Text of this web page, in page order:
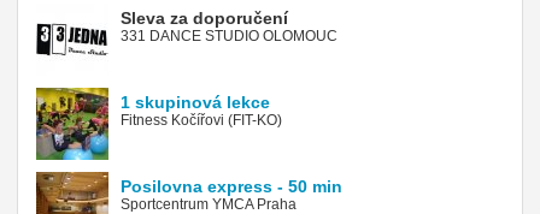
Sleva za doporučení
331 DANCE STUDIO OLOMOUC
1 skupinová lekce
Fitness Kočířovi (FIT-KO)
Posilovna express - 50 min
Sportcentrum YMCA Praha